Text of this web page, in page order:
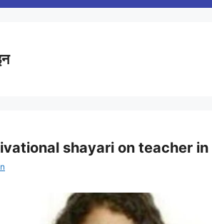
shayari on teacher in